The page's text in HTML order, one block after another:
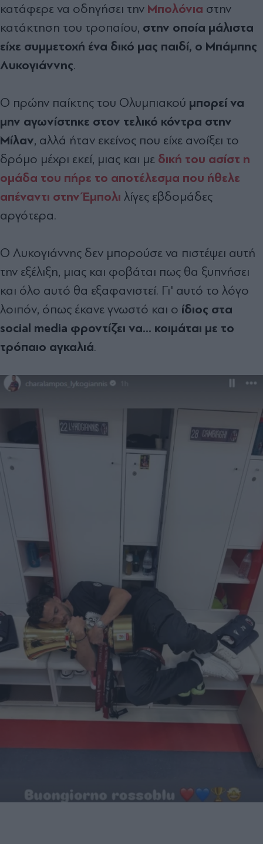
κατάφερε να οδηγήσει την Μπολόνια στην
κατάκτηση του τροπαίου, στην οποία μάλιστα
είχε συμμετοχή ένα δικό μας παιδί, ο Μπάμπης
Λυκογιάννης.
Ο πρώην παίκτης του Ολυμπιακού μπορεί να
μην αγωνίστηκε στον τελικό κόντρα στην
Μίλαν, αλλά ήταν εκείνος που είχε ανοίξει το
δρόμο μέχρι εκεί, μιας και με δική του ασίστ η
ομάδα του πήρε το αποτέλεσμα που ήθελε
απέναντι στην Έμπολι λίγες εβδομάδες
αργότερα.
Ο Λυκογιάννης δεν μπορούσε να πιστέψει αυτή
την εξέλιξη, μιας και φοβάται πως θα ξυπνήσει
και όλο αυτό θα εξαφανιστεί. Γι' αυτό το λόγο
λοιπόν, όπως έκανε γνωστό και ο ίδιος στα
social media φροντίζει να... κοιμάται με το
τρόπαιο αγκαλιά.